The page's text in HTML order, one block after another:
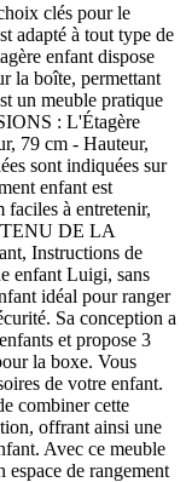
clés pour le
adapté à tout type de
enfant dispose
la boîte, permettant
un meuble pratique
: L'Étagère
79 cm - Hauteur,
sont indiquées sur
enfant est
faciles à entretenir,
DE LA
Instructions de
enfant Luigi, sans
idéal pour ranger
Sa conception a
et propose 3
la boxe. Vous
de votre enfant.
combiner cette
offrant ainsi une
Avec ce meuble
de rangement